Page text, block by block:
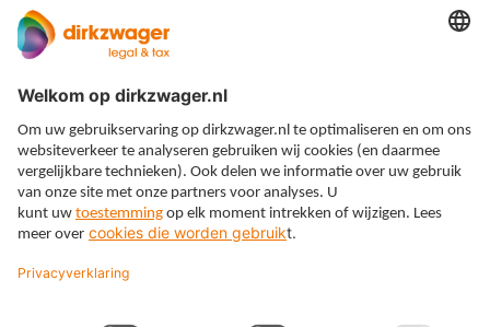
Expertises
Thema’s